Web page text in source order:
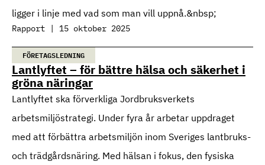
ligger i linje med vad som man vill uppnå.&nbsp;
Rapport | 15 oktober 2025
FÖRETAGSLEDNING
Lantlyftet – för bättre hälsa och säkerhet i
gröna näringar
Lantlyftet ska förverkliga Jordbruksverkets
arbetsmiljöstrategi. Under fyra år arbetar uppdraget
med att förbättra arbetsmiljön inom Sveriges lantbruks-
och trädgårdsnäring. Med hälsan i fokus, den fysiska